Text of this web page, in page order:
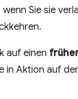
wenn Sie sie
auf einen
in Aktion auf